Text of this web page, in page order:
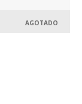
AGOTADO